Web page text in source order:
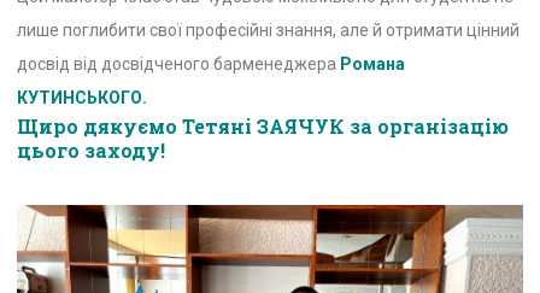
лише поглибити свої професійні знання, але й отримати цінний
досвід від досвідченого барменеджера Романа
КУТИНСЬКОГО.
Щиро дякуємо Тетяні ЗАЯЧУК за організацію
цього заходу!